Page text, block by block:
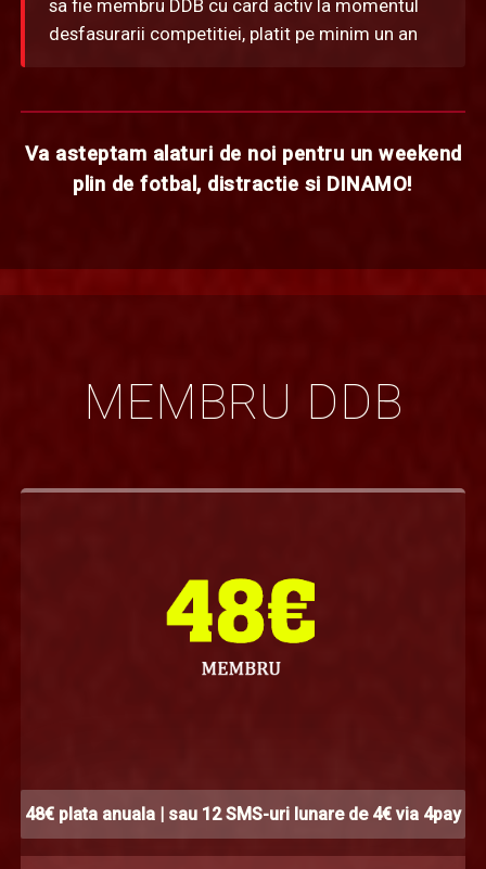
sa fie membru DDB cu card activ la momentul
desfasurarii competitiei, platit pe minim un an
Va asteptam alaturi de noi pentru un weekend
plin de fotbal, distractie si DINAMO!
MEMBRU DDB
48€ plata anuala | sau 12 SMS-uri lunare de 4€ via 4pay